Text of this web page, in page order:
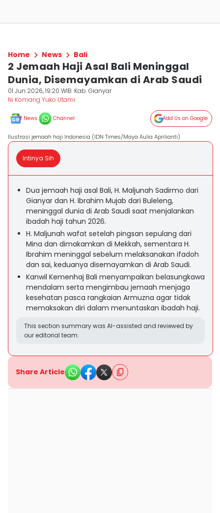
Home News Bali
2 Jemaah Haji Asal Bali Meninggal
Dunia, Disemayamkan di Arab Saudi
01 Jun 2026, 19:20 WIB Kab. Gianyar
Ni Komang Yuko Utami
News Channel Add Us on Google
Ilustrasi jemaah haji Indonesia (IDN Times/Maya Aulia Aprilianti)
Intinya Sih
Dua jemaah haji asal Bali, H. Maljunah Sadirmo dari
Gianyar dan H. Ibrahim Mujab dari Buleleng,
meninggal dunia di Arab Saudi saat menjalankan
ibadah haji tahun 2026.
H. Maljunah wafat setelah pingsan sepulang dari
Mina dan dimakamkan di Mekkah, sementara H.
Ibrahim meninggal sebelum melaksanakan ifadoh
dan sai, keduanya disemayamkan di Arab Saudi.
Kanwil Kemenhaj Bali menyampaikan belasungkawa
mendalam serta mengimbau jemaah menjaga
kesehatan pasca rangkaian Armuzna agar tidak
memaksakan diri dalam menuntaskan ibadah haji.
This section summary was AI-assisted and reviewed by
our editorial team.
Share Article